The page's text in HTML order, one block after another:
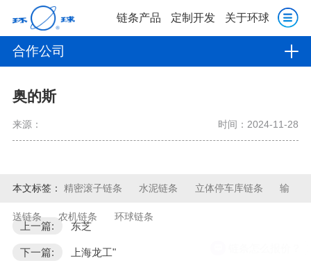
链条产品 定制开发 关于环球
合作公司
奥的斯
来源： 时间：2024-11-28
本文标签： 精密滚子链条 水泥链条 立体停车库链条 输
送链条 农机链条 环球链条
上一篇: 东芝
下一篇: 上海龙工"